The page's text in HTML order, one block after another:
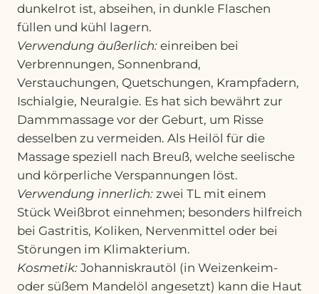
dunkelrot ist, abseihen, in dunkle Flaschen
füllen und kühl lagern.
Verwendung äußerlich: einreiben bei
Verbrennungen, Sonnenbrand,
Verstauchungen, Quetschungen, Krampfadern,
Ischialgie, Neuralgie. Es hat sich bewährt zur
Dammmassage vor der Geburt, um Risse
desselben zu vermeiden. Als Heilöl für die
Massage speziell nach Breuß, welche seelische
und körperliche Verspannungen löst.
Verwendung innerlich: zwei TL mit einem
Stück Weißbrot einnehmen; besonders hilfreich
bei Gastritis, Koliken, Nervenmittel oder bei
Störungen im Klimakterium.
Kosmetik: Johanniskrautöl (in Weizenkeim-
oder süßem Mandelöl angesetzt) kann die Haut